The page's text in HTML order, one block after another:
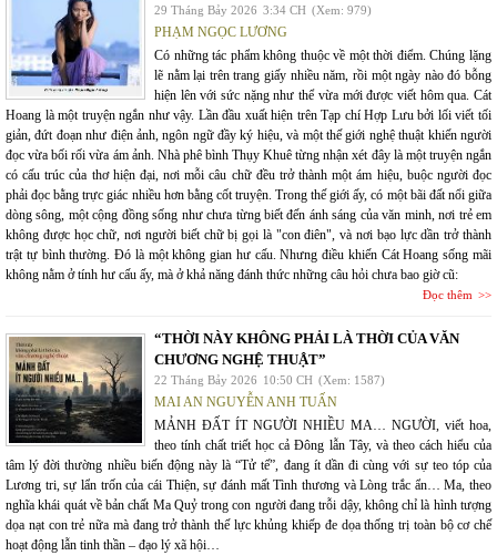
29 Tháng Bảy 2026 3:34 CH (Xem: 979)
PHẠM NGỌC LƯƠNG
Có những tác phẩm không thuộc về một thời điểm. Chúng lặng
lẽ nằm lại trên trang giấy nhiều năm, rồi một ngày nào đó bỗng
hiện lên với sức nặng như thể vừa mới được viết hôm qua. Cát
Hoang là một truyện ngắn như vậy. Lần đầu xuất hiện trên Tạp chí Hợp Lưu bởi lối viết tối
giản, đứt đoạn như điện ảnh, ngôn ngữ đầy ký hiệu, và một thế giới nghệ thuật khiến người
đọc vừa bối rối vừa ám ảnh. Nhà phê bình Thụy Khuê từng nhận xét đây là một truyện ngắn
có cấu trúc của thơ hiện đại, nơi mỗi câu chữ đều trở thành một ám hiệu, buộc người đọc
phải đọc bằng trực giác nhiều hơn bằng cốt truyện. Trong thế giới ấy, có một bãi đất nổi giữa
dòng sông, một cộng đồng sống như chưa từng biết đến ánh sáng của văn minh, nơi trẻ em
không được học chữ, nơi người biết chữ bị gọi là "con điên", và nơi bạo lực dần trở thành
trật tự bình thường. Đó là một không gian hư cấu. Nhưng điều khiến Cát Hoang sống mãi
không nằm ở tính hư cấu ấy, mà ở khả năng đánh thức những câu hỏi chưa bao giờ cũ:
Đọc thêm
“THỜI NÀY KHÔNG PHẢI LÀ THỜI CỦA VĂN
CHƯƠNG NGHỆ THUẬT”
22 Tháng Bảy 2026 10:50 CH (Xem: 1587)
MAI AN NGUYỄN ANH TUẤN
MẢNH ĐẤT ÍT NGƯỜI NHIỀU MA… NGƯỜI, viết hoa,
theo tính chất triết học cả Đông lẫn Tây, và theo cách hiểu của
tâm lý đời thường nhiều biến động này là “Tử tế”, đang ít dần đi cùng với sự teo tóp của
Lương tri, sự lẩn trốn của cái Thiện, sự đánh mất Tình thương và Lòng trắc ẩn… Ma, theo
nghĩa khái quát về bản chất Ma Quỷ trong con người đang trỗi dậy, không chỉ là hình tượng
dọa nạt con trẻ nữa mà đang trở thành thế lực khủng khiếp đe dọa thống trị toàn bộ cơ chế
hoạt động lẫn tinh thần – đạo lý xã hội…